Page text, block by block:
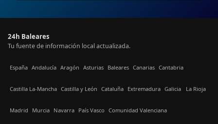
24h Baleares
Tu fuente de información local actualizada.
España Andalucía Aragón Asturias Baleares Canarias Cantabria
Castilla La-Mancha Castilla y León Cataluña Extremadura Galicia La Rioja
Madrid Murcia Navarra País Vasco Comunidad Valenciana